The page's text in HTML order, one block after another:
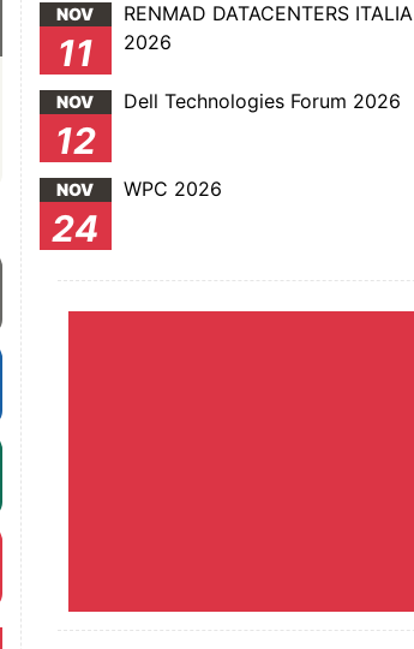
NOV
11
RENMAD DATACENTERS ITALIA
2026
NOV
12
Dell Technologies Forum 2026
NOV
24
WPC 2026